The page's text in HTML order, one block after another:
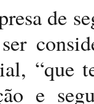
de
“que
e